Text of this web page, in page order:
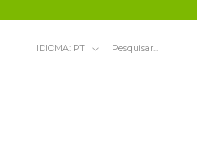
IDIOMA: PT